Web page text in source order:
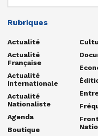
Rubriques
Actualité
Actualité
Française
Actualité
Internationale
Actualité
Nationaliste
Agenda
Boutique